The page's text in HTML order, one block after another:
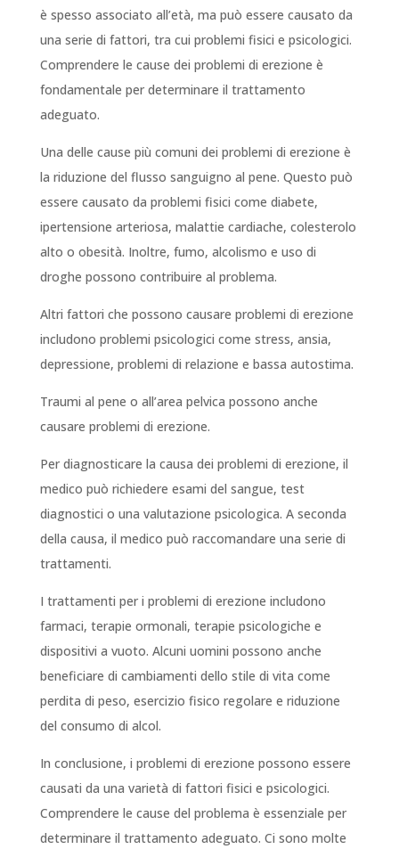
è spesso associato all’età, ma può essere causato da
una serie di fattori, tra cui problemi fisici e psicologici.
Comprendere le cause dei problemi di erezione è
fondamentale per determinare il trattamento
adeguato.
Una delle cause più comuni dei problemi di erezione è
la riduzione del flusso sanguigno al pene. Questo può
essere causato da problemi fisici come diabete,
ipertensione arteriosa, malattie cardiache, colesterolo
alto o obesità. Inoltre, fumo, alcolismo e uso di
droghe possono contribuire al problema.
Altri fattori che possono causare problemi di erezione
includono problemi psicologici come stress, ansia,
depressione, problemi di relazione e bassa autostima.
Traumi al pene o all’area pelvica possono anche
causare problemi di erezione.
Per diagnosticare la causa dei problemi di erezione, il
medico può richiedere esami del sangue, test
diagnostici o una valutazione psicologica. A seconda
della causa, il medico può raccomandare una serie di
trattamenti.
I trattamenti per i problemi di erezione includono
farmaci, terapie ormonali, terapie psicologiche e
dispositivi a vuoto. Alcuni uomini possono anche
beneficiare di cambiamenti dello stile di vita come
perdita di peso, esercizio fisico regolare e riduzione
del consumo di alcol.
In conclusione, i problemi di erezione possono essere
causati da una varietà di fattori fisici e psicologici.
Comprendere le cause del problema è essenziale per
determinare il trattamento adeguato. Ci sono molte